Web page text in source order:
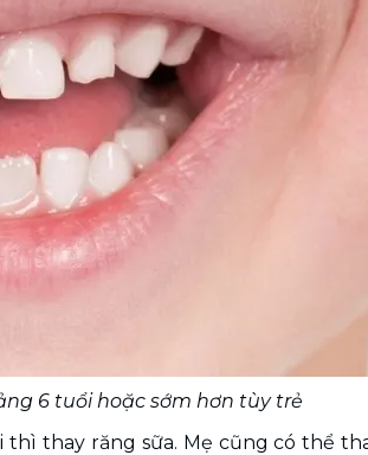
6 tuổi hoặc sớm hơn tùy trẻ
thì thay răng sữa. Mẹ cũng có thể